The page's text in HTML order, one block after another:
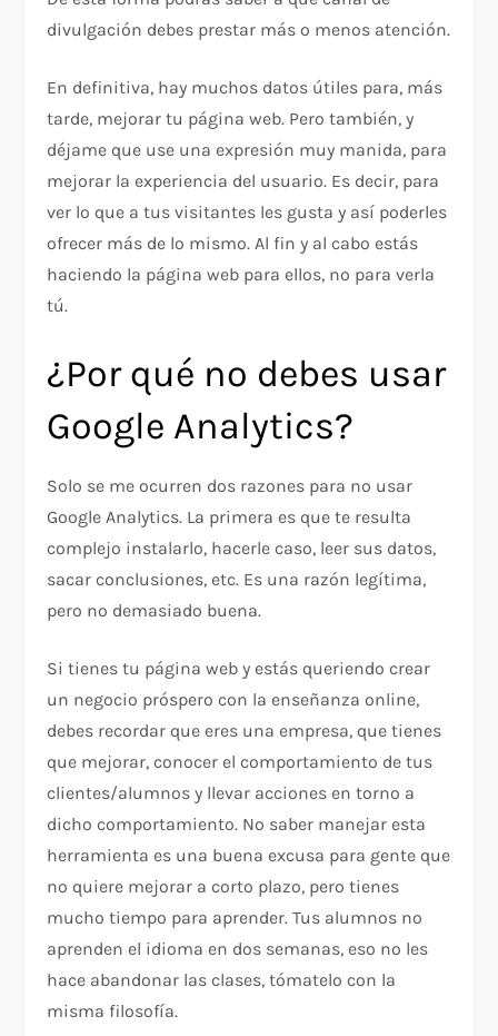
divulgación debes prestar más o menos atención.
En definitiva, hay muchos datos útiles para, más
tarde, mejorar tu página web. Pero también, y
déjame que use una expresión muy manida, para
mejorar la experiencia del usuario. Es decir, para
ver lo que a tus visitantes les gusta y así poderles
ofrecer más de lo mismo. Al fin y al cabo estás
haciendo la página web para ellos, no para verla
tú.
¿Por qué no debes usar
Google Analytics?
Solo se me ocurren dos razones para no usar
Google Analytics. La primera es que te resulta
complejo instalarlo, hacerle caso, leer sus datos,
sacar conclusiones, etc. Es una razón legítima,
pero no demasiado buena.
Si tienes tu página web y estás queriendo crear
un negocio próspero con la enseñanza online,
debes recordar que eres una empresa, que tienes
que mejorar, conocer el comportamiento de tus
clientes/alumnos y llevar acciones en torno a
dicho comportamiento. No saber manejar esta
herramienta es una buena excusa para gente que
no quiere mejorar a corto plazo, pero tienes
mucho tiempo para aprender. Tus alumnos no
aprenden el idioma en dos semanas, eso no les
hace abandonar las clases, tómatelo con la
misma filosofía.